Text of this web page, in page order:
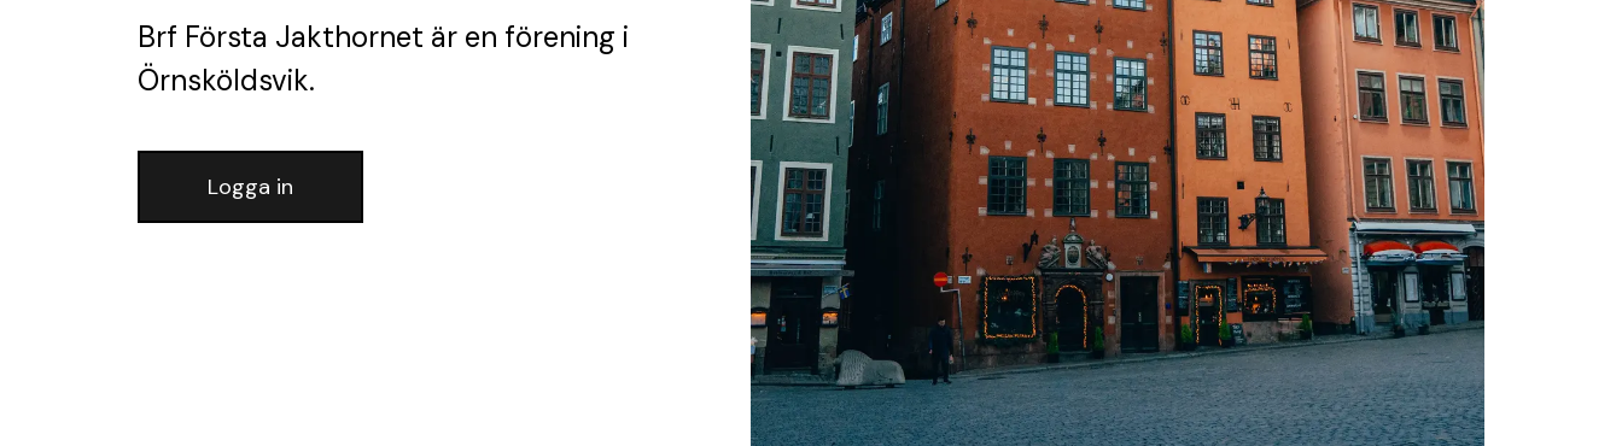
Brf Första Jakthornet är en förening i
Örnsköldsvik.
Logga in